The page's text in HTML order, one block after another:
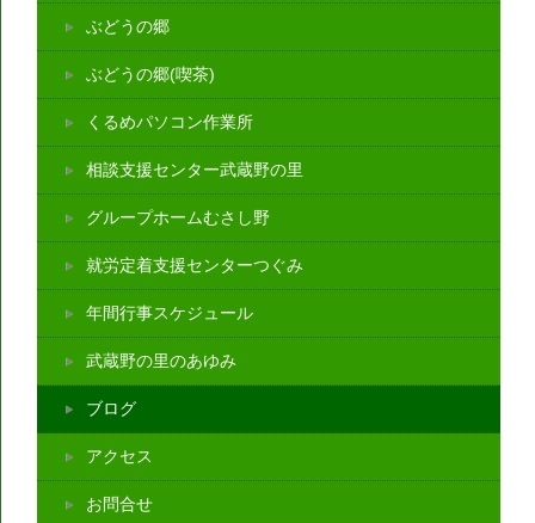
ぶどうの郷
ぶどうの郷(喫茶)
くるめパソコン作業所
相談支援センター武蔵野の里
グループホームむさし野
就労定着支援センターつぐみ
年間行事スケジュール
武蔵野の里のあゆみ
ブログ
アクセス
お問合せ